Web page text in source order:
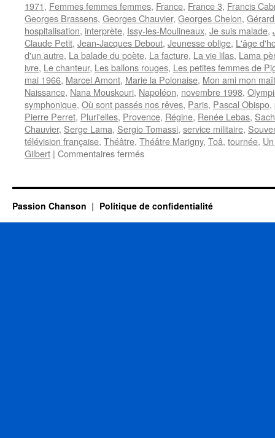
1971, Femmes femmes femmes, France, France 3, Francis
Georges Brassens, Georges Chauvier, Georges Chelon,
hospitalisation, interprète, Issy-les-Moulineaux, Je suis malade,
Claude Petit, Jean-Jacques Debout, Jeunesse oblige, L'âge
d'un autre, La balade du poète, La facture, La vie lilas, Lama
ivre, Le chanteur, Les ballons rouges, Les petites femmes de
mai 1966, Marcel Amont, Marie la Polonaise, Mon ami mon
Naissance, Nana Mouskouri, Napoléon, novembre 1998,
symphonique, Où sont passés nos rêves, Paris, Pascal Obispo,
Pierre Perret, Pluri'elles, Provence, Régine, Renée Lebas,
Chauvier, Serge Lama, Sergio Tomassi, service militaire,
télévision française, Théâtre, Théâtre Marigny, Toâ, tournée,
Gilbert | Commentaires ferméssur
Passion Chanson Politique de confidentialité